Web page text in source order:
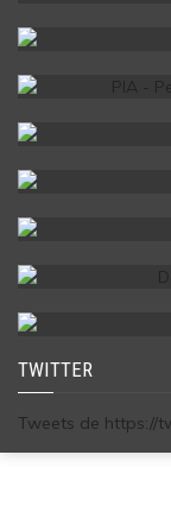
TWITTER
Tweets de https://